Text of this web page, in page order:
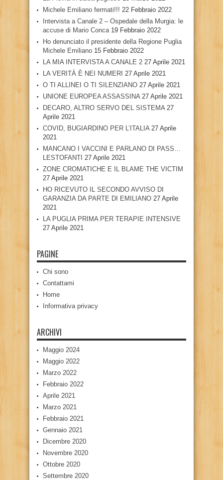
Michele Emiliano fermati!!! 22 Febbraio 2022
Intervista a Canale 2 – Ospedale della Murgia: le
accuse di Mario Conca 19 Febbraio 2022
Ho denunciato il presidente della Regione Puglia
Michele Emiliano 15 Febbraio 2022
LA MIA INTERVISTA A CANALE 2 27 Aprile 2021
LA VERITÀ È NEI NUMERI 27 Aprile 2021
O TI ALLINEI O TI SILENZIANO 27 Aprile 2021
UNIONE EUROPEA ASSASSINA 27 Aprile 2021
DECARO, ALTRO SERVO DEL SISTEMA 27
Aprile 2021
COVID, BUGIARDINO PER L’ITALIA 27 Aprile
2021
MANCANO I VACCINI E PARLANO DI PASS…
LESTOFANTI 27 Aprile 2021
ZONE CROMATICHE E IL BLAME THE VICTIM
27 Aprile 2021
HO RICEVUTO IL SECONDO AVVISO DI
GARANZIA DA PARTE DI EMILIANO 27 Aprile
2021
LA PUGLIA PRIMA PER TERAPIE INTENSIVE
27 Aprile 2021
PAGINE
Chi sono
Contattami
Home
Informativa privacy
ARCHIVI
Maggio 2024
Maggio 2022
Marzo 2022
Febbraio 2022
Aprile 2021
Marzo 2021
Febbraio 2021
Gennaio 2021
Dicembre 2020
Novembre 2020
Ottobre 2020
Settembre 2020